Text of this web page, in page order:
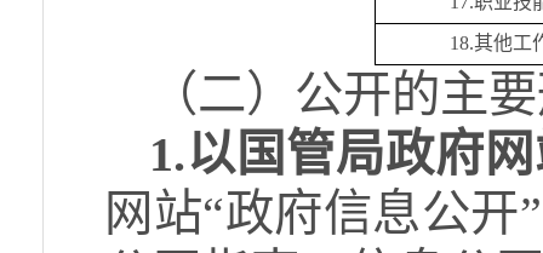
18.其他工
（二）公开的主
1.以国管局政府
网站“政府信息公